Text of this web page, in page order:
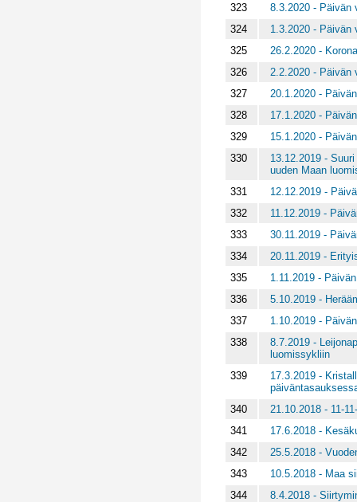
323
8.3.2020 - Päivän
324
1.3.2020 - Päivän
325
26.2.2020 -
326
2.2.2020 - Päivän
327
20.1.2020 -
328
17.1.2020 -
329
15.1.2020 -
330
13.12.2019 -
uuden Maan
331
12.12.2019 -
332
11.12.2019 -
333
30.11.2019 -
334
20.11.2019 -
335
1.11.2019 -
336
5.10.2019 -
337
1.10.2019 -
338
8.7.2019 -
luomissykliin
339
17.3.2019 -
340
21.10.2018 - 11-
341
17.6.2018 -
342
25.5.2018 -
343
10.5.2018 - Maa
344
8.4.2018 -